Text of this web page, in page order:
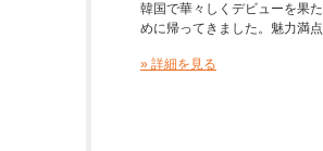
韓国で華々しくデビューを果
めに帰ってきました。魅力満
» 詳細を見る